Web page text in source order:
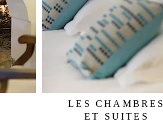
LES CHAMBRES
ET SUITES